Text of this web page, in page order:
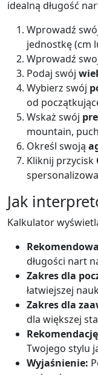
idealną długość
Wprowadź
jednostkę (cm
Wprowadź
Podaj swój
Wybierz swój
od
Wskaż swój
mountain,
Określ swoją
Kliknij przycisk
Jak
Kalkulator
długości nart
Zakres dla
łatwiejszej
Zakres dla
dla większej
Twojego stylu
Wyjaśnienie: